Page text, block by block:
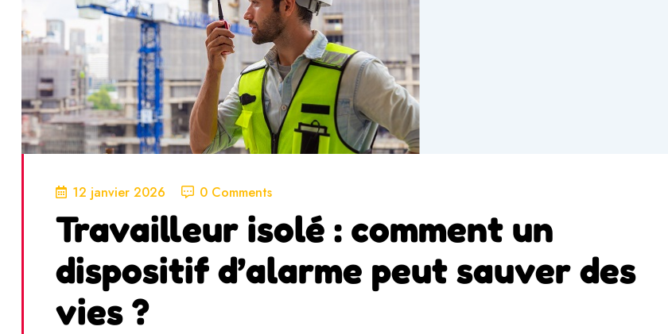
12 janvier 2026 0 Comments
Travailleur isolé : comment un
dispositif d’alarme peut sauver des
vies ?